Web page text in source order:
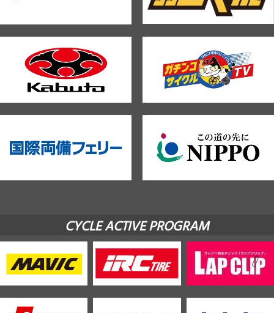
CYCLE ACTIVE PROGRAM